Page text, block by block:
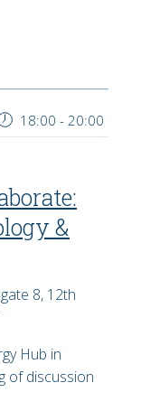
18:00 - 20:00
&
8, 12th
Hub in
of discussion